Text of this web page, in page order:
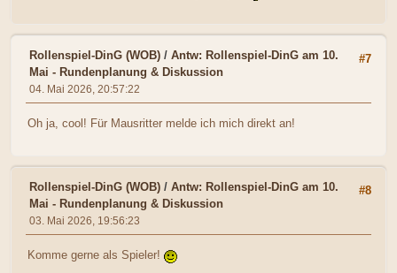
#7
Rollenspiel-DinG (WOB) / Antw: Rollenspiel-DinG am 10.
Mai - Rundenplanung & Diskussion
04. Mai 2026, 20:57:22
Oh ja, cool! Für Mausritter melde ich mich direkt an!
#8
Rollenspiel-DinG (WOB) / Antw: Rollenspiel-DinG am 10.
Mai - Rundenplanung & Diskussion
03. Mai 2026, 19:56:23
Komme gerne als Spieler!